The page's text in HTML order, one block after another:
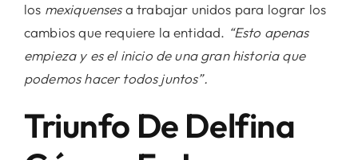
los mexiquensesa trabajar unidos para lograr los
cambios que requiere la entidad. “Esto apenas
empieza y es el inicio de una gran historia que
podemos hacer todos juntos”.
Triunfo De Delfina